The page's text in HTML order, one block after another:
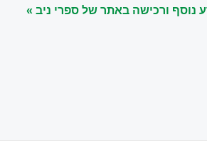
נוסף ורכישה באתר של ספרי ניב »